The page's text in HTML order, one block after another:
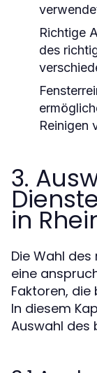
Richtige
des
Reinigen
3.
in
Die Wahl
eine
Faktoren,
In diesem
Auswahl des